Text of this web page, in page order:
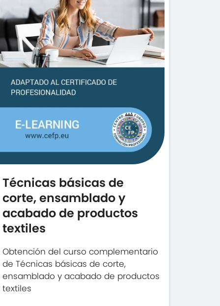
Técnicas básicas de
corte, ensamblado y
acabado de productos
textiles
Obtención del curso complementario
de Técnicas básicas de corte,
ensamblado y acabado de productos
textiles